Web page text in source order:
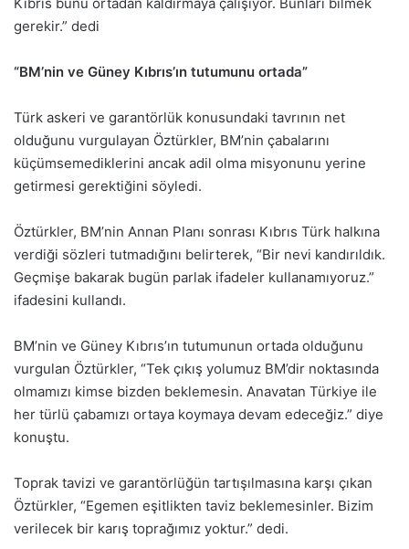
gerekir.” dedi
“BM’nin ve Güney Kıbrıs’ın tutumunu ortada”
Türk askeri ve garantörlük konusundaki tavrının net
olduğunu vurgulayan Öztürkler, BM’nin çabalarını
küçümsemediklerini ancak adil olma misyonunu yerine
getirmesi gerektiğini söyledi.
Öztürkler, BM’nin Annan Planı sonrası Kıbrıs Türk halkına
verdiği sözleri tutmadığını belirterek, “Bir nevi kandırıldık.
Geçmişe bakarak bugün parlak ifadeler kullanamıyoruz.”
ifadesini kullandı.
BM’nin ve Güney Kıbrıs’ın tutumunun ortada olduğunu
vurgulan Öztürkler, “Tek çıkış yolumuz BM’dir noktasında
olmamızı kimse bizden beklemesin. Anavatan Türkiye ile
her türlü çabamızı ortaya koymaya devam edeceğiz.” diye
konuştu.
Toprak tavizi ve garantörlüğün tartışılmasına karşı çıkan
Öztürkler, “Egemen eşitlikten taviz beklemesinler. Bizim
verilecek bir karış toprağımız yoktur.” dedi.